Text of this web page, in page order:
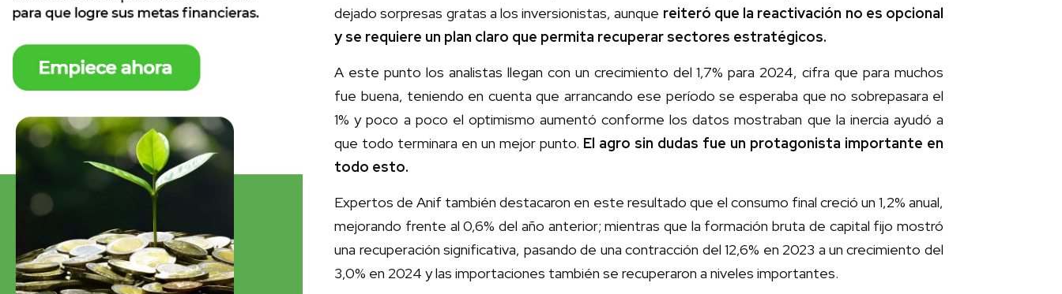
dejado sorpresas gratas a los inversionistas, aunque reiteró que la reactivación no es opcional
y se requiere un plan claro que permita recuperar sectores estratégicos.
A este punto los analistas llegan con un crecimiento del 1,7% para 2024, cifra que para muchos
fue buena, teniendo en cuenta que arrancando ese período se esperaba que no sobrepasara el
1% y poco a poco el optimismo aumentó conforme los datos mostraban que la inercia ayudó a
que todo terminara en un mejor punto. El agro sin dudas fue un protagonista importante en
todo esto.
Expertos de Anif también destacaron en este resultado que el consumo final creció un 1,2% anual,
mejorando frente al 0,6% del año anterior; mientras que la formación bruta de capital fijo mostró
una recuperación significativa, pasando de una contracción del 12,6% en 2023 a un crecimiento del
3,0% en 2024 y las importaciones también se recuperaron a niveles importantes.